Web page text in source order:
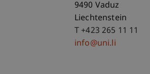
9490 Vaduz
Liechtenstein
T +423 265 11 11
info@uni.li